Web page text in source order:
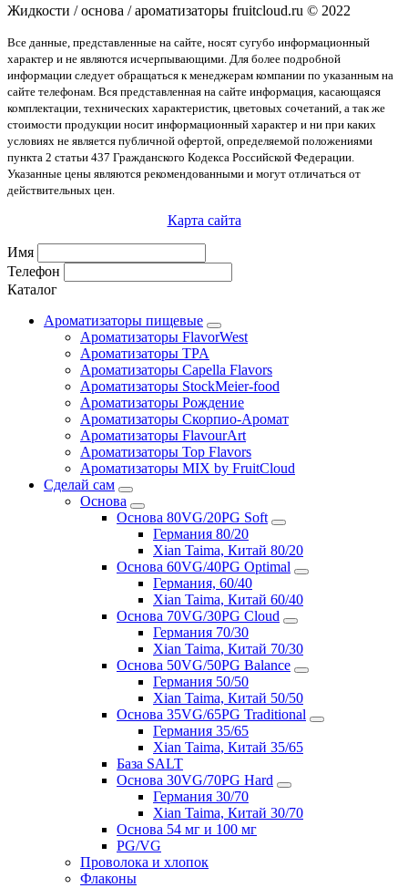
Жидкости / основа / ароматизаторы fruitcloud.ru © 2022
Все данные, представленные на сайте, носят сугубо информационный
характер и не являются исчерпывающими. Для более подробной
информации следует обращаться к менеджерам компании по указанным на
сайте телефонам. Вся представленная на сайте информация, касающаяся
комплектации, технических характеристик, цветовых сочетаний, а так же
стоимости продукции носит информационный характер и ни при каких
условиях не является публичной офертой, определяемой положениями
пункта 2 статьи 437 Гражданского Кодекса Российской Федерации.
Указанные цены являются рекомендованными и могут отличаться от
действительных цен.
Карта сайта
Имя
Телефон
Каталог
Ароматизаторы пищевые
Ароматизаторы FlavorWest
Ароматизаторы TPA
Ароматизаторы Capella Flavors
Ароматизаторы StockMeier-food
Ароматизаторы Рождение
Ароматизаторы Скорпио-Аромат
Ароматизаторы FlavourArt
Ароматизаторы Top Flavors
Ароматизаторы MIX by FruitCloud
Сделай сам
Основа
Основа 80VG/20PG Soft
Германия 80/20
Xian Taima, Китай 80/20
Основа 60VG/40PG Optimal
Германия, 60/40
Xian Taima, Китай 60/40
Основа 70VG/30PG Cloud
Германия 70/30
Xian Taima, Китай 70/30
Основа 50VG/50PG Balance
Германия 50/50
Xian Taima, Китай 50/50
Основа 35VG/65PG Traditional
Германия 35/65
Xian Taima, Китай 35/65
База SALT
Основа 30VG/70PG Hard
Германия 30/70
Xian Taima, Китай 30/70
Основа 54 мг и 100 мг
PG/VG
Проволока и хлопок
Флаконы